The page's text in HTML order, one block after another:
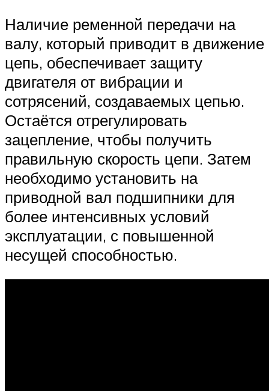
Наличие ременной передачи на
валу, который приводит в движение
цепь, обеспечивает защиту
двигателя от вибрации и
сотрясений, создаваемых цепью.
Остаётся отрегулировать
зацепление, чтобы получить
правильную скорость цепи. Затем
необходимо установить на
приводной вал подшипники для
более интенсивных условий
эксплуатации, с повышенной
несущей способностью.